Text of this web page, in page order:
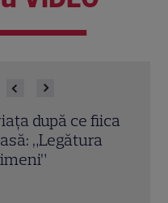
la 75 de ani.
care i-a